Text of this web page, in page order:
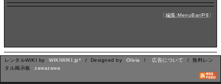
〔編集:MenuBar/P8〕
レンタルWIKI by WIKIWIKI.jp* / Designed by Olivia / 広告について
/ 無料レン
タル掲示板
zawazawa